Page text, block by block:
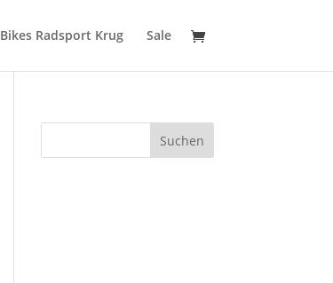
Bikes Radsport Krug Sale
Suchen